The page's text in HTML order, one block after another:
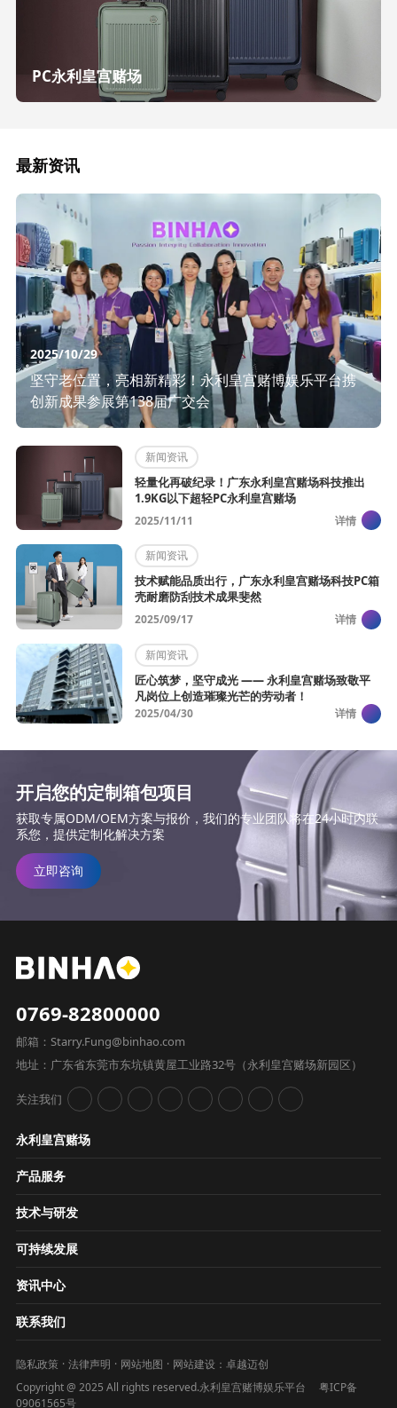
PC永利皇宫赌场
最新资讯
2025/10/29
坚守老位置，亮相新精彩！永利皇宫赌博娱乐平台携
创新成果参展第138届广交会
新闻资讯
轻量化再破纪录！广东永利皇宫赌场科技推出
1.9KG以下超轻PC永利皇宫赌场
2025/11/11 详情
新闻资讯
技术赋能品质出行，广东永利皇宫赌场科技PC箱
壳耐磨防刮技术成果斐然​ ​
2025/09/17 详情
新闻资讯
匠心筑梦，坚守成光 —— 永利皇宫赌场致敬平
凡岗位上创造璀璨光芒的劳动者！
2025/04/30 详情
开启您的定制箱包项目
获取专属ODM/OEM方案与报价，我们的专业团队将在24小时内联
系您，提供定制化解决方案
立即咨询
0769-82800000
邮箱：Starry.Fung@binhao.com
地址：广东省东莞市东坑镇黄屋工业路32号（永利皇宫赌场新园区）
关注我们
永利皇宫赌场
产品服务
技术与研发
可持续发展
资讯中心
联系我们
隐私政策 法律声明 网站地图 网站建设： 卓越迈创
Copyright @ 2025 All rights reserved.永利皇宫赌博娱乐平台
粤ICP备
09061565号